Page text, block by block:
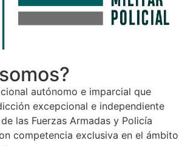
autónomo e imparcial que
excepcional e independiente
las Fuerzas Armadas y Policía
competencia exclusiva en el ámbito